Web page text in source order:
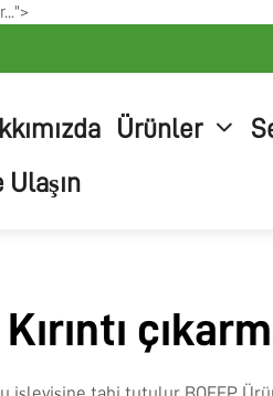
Ürünler
Ulaşın
Kırıntı